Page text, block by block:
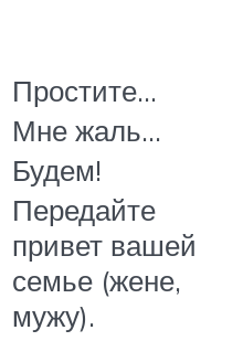
Простите…
Мне жаль…
Будем!
Передайте
привет вашей
семье (жене,
мужу).